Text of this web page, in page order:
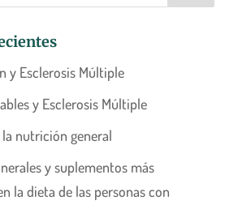
y Esclerosis Múltiple
y Esclerosis Múltiple
nutrición general
y suplementos más
la dieta de las personas con